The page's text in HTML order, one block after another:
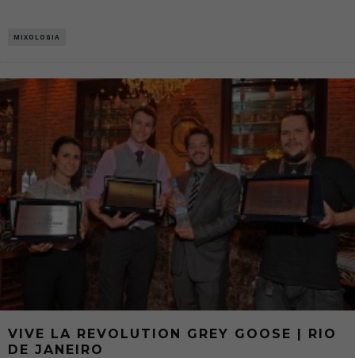
MIXOLOGIA
VIVE LA REVOLUTION GREY GOOSE | RIO
DE JANEIRO